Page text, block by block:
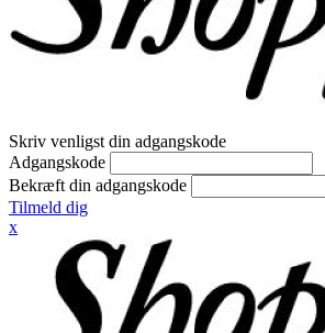
Skriv venligst din adgangskode
Adgangskode
Bekræft din adgangskode
Tilmeld dig
x